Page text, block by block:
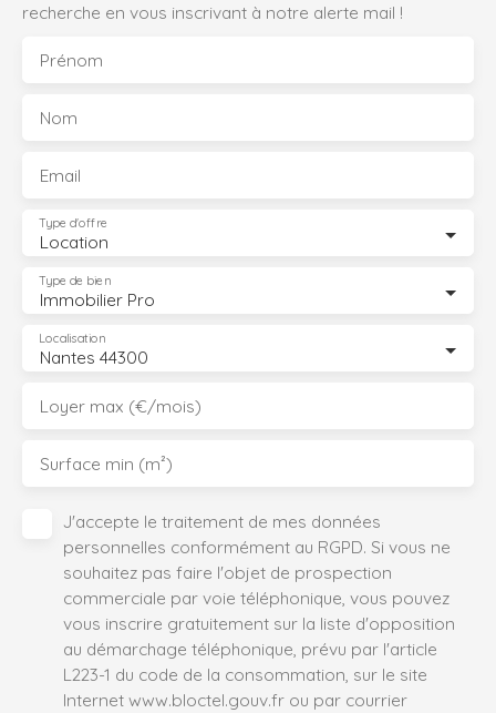
recherche en vous inscrivant à notre alerte mail !
Prénom
Nom
Email
Location
Type d'offre
Immobilier Pro
Type de bien
Nantes 44300
Localisation
Loyer max (€/mois)
Surface min (m²)
J'accepte le traitement de mes données
personnelles conformément au RGPD. Si vous ne
souhaitez pas faire l'objet de prospection
commerciale par voie téléphonique, vous pouvez
vous inscrire gratuitement sur la liste d'opposition
au démarchage téléphonique, prévu par l'article
L223-1 du code de la consommation, sur le site
Internet www.bloctel.gouv.fr ou par courrier